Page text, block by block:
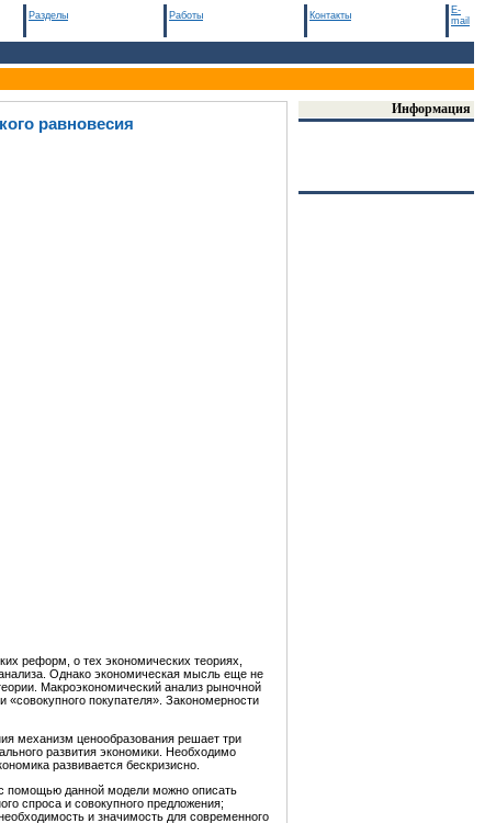
Разделы Работы Контакты
E-
mail
равновесия
реформ, о тех экономических теориях,
Однако экономическая мысль еще не
Макроэкономический анализ рыночной
«совокупного покупателя». Закономерности
механизм ценообразования решает три
развития экономики. Необходимо
развивается бескризисно.
помощью данной модели можно описать
спроса и совокупного предложения;
и значимость для современного
Информация